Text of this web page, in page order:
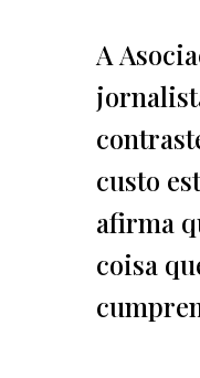
A
custo
afirma
coisa